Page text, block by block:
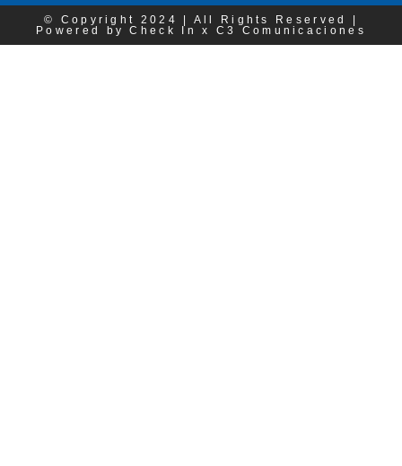
© Copyright 2024 | All Rights Reserved |
Powered by Check In x C3 Comunicaciones